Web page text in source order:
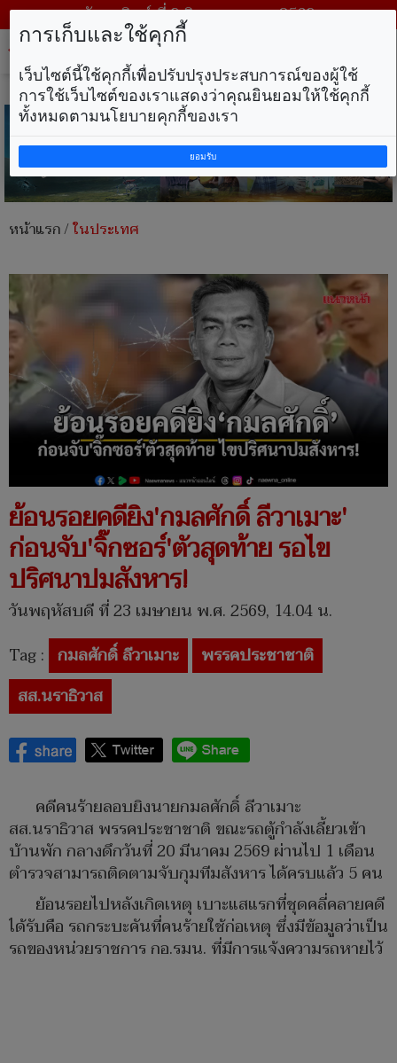
วันอาทิตย์ ที่ 9 สิงหาคม พ.ศ. 2569
หน้าแรก/ในประเทศ
ย้อนรอยคดียิง'กมลศักดิ์ ลีวาเมาะ'
ก่อนจับ'จิ๊กซอร์'ตัวสุดท้าย รอไข
ปริศนาปมสังหาร!
วันพฤหัสบดี ที่ 23 เมษายน พ.ศ. 2569, 14.04 น.
Tag : กมลศักดิ์ ลีวาเมาะ
พรรคประชาชาติ
สส.นราธิวาส
คดีคนร้ายลอบยิงนายกมลศักดิ์ ลีวาเมาะ
สส.นราธิวาส พรรคประชาชาติ ขณะรถตู้กำลังเลี้ยวเข้า
บ้านพัก กลางดึกวันที่ 20 มีนาคม 2569 ผ่านไป 1 เดือน
ตำรวจสามารถติดตามจับกุมทีมสังหาร ได้ครบแล้ว 5 คน
ย้อนรอยไปหลังเกิดเหตุ เบาะแสแรกที่ชุดคลี่คลายคดี
ได้รับคือ รถกระบะคันที่คนร้ายใช้ก่อเหตุ ซึ่งมีข้อมูลว่าเป็น
รถของหน่วยราชการ กอ.รมน. ที่มีการแจ้งความรถหายไว้
การเก็บและใช้คุกกี้
เว็บไซต์นี้ใช้คุกกี้เพื่อปรับปรุงประสบการณ์ของผู้ใช้
การใช้เว็บไซต์ของเราแสดงว่าคุณยินยอมให้ใช้คุกกี้
ทั้งหมดตามนโยบายคุกกี้ของเรา
ยอมรับ